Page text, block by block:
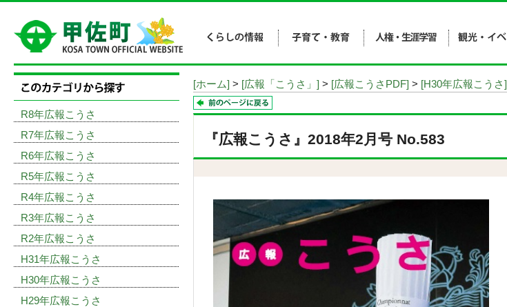
[ホーム] > [広報「こうさ」] > [広報こうさPDF] > [H30年広報こうさ]
『広報こうさ』2018年2月号 No.583
R8年広報こうさ
R7年広報こうさ
R6年広報こうさ
R5年広報こうさ
R4年広報こうさ
R3年広報こうさ
R2年広報こうさ
H31年広報こうさ
H30年広報こうさ
H29年広報こうさ